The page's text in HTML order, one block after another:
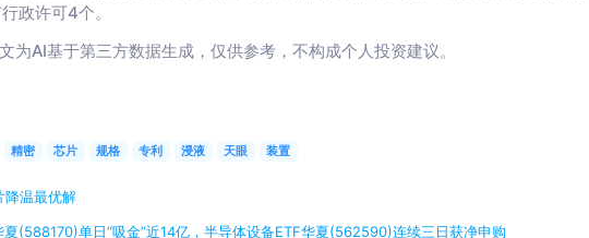
政许可4个。
为AI基于第三方数据生成，仅供参考，不构成个人投资建议。
精密 芯片 规格 专利 浸液 天眼 装置
降温最优解
(588170)单日“吸金”近14亿，半导体设备ETF华夏(562590)连续三日获净申购